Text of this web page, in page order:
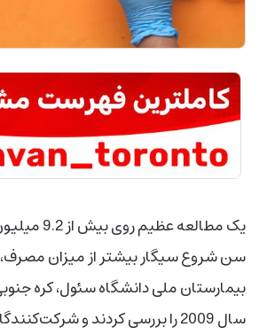
یک مطالعه
سن شروع سیگار بیشتر از میزان
بیمارستان ملی دانشگاه سئول، کره